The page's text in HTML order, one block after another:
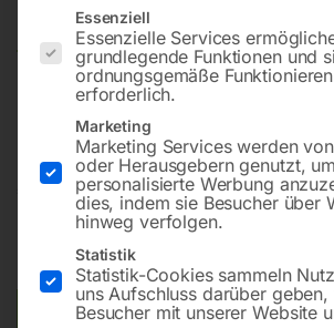
Zum Ablängen und Besäumen von
6.270,00
zzgl.Versandkosten
Lieferzeit:Versandbereit in KW 32/2026
Versandkosten Standard (Österreich):€
Es folgt eine Liste der Service-Gruppen,
Essenziell
Essenzielle Services
grundlegende Funktionen und
ordnungsgemäße
erforderlich.
Marketing
Marketing Services werden
oder Herausgebern genutzt, um
personalisierte Werbung
dies, indem sie Besucher über
hinweg verfolgen.
Statistik
Statistik-Cookies sammeln
uns Aufschluss darüber geben,
Besucher mit unserer Website